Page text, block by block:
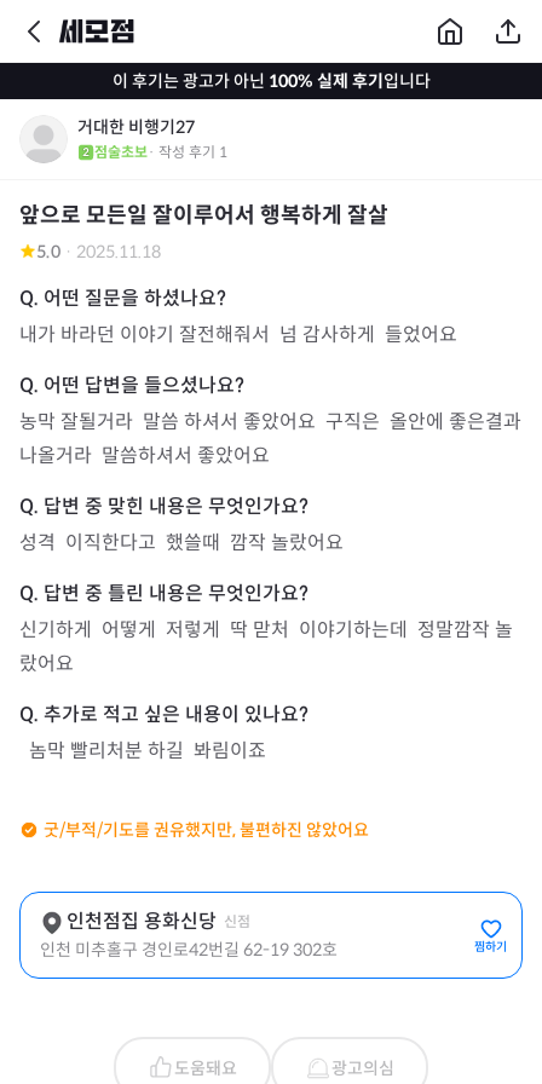
이 후기는 광고가 아닌 100% 실제 후기입니다
거대한 비행기27
점술초보· 작성 후기 1
앞으로 모든일 잘이루어서 행복하게 잘살
5.0 · 2025.11.18
내가 바라던 이야기 잘전해줘서  넘 감사하게  들었어요
농막 잘될거라  말씀 하셔서 좋았어요  구직은  올안에 좋은결과
나올거라  말씀하셔서 좋았어요
성격  이직한다고  했쓸때  깜작 놀랐어요
신기하게  어떻게  저렇게  딱 맏처  이야기하는데  정말깜작 놀
랐어요
  놈막 빨리처분 하길  봐림이죠
굿/부적/기도를 권유했지만, 불편하진 않았어요
인천점집 용화신당 신점
인천 미추홀구 경인로42번길 62-19 302호 찜하기
도움돼요 광고의심